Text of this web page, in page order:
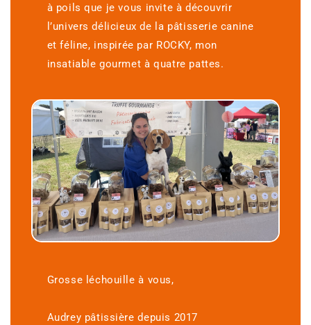
à poils que je vous invite à découvrir
l’univers délicieux de la pâtisserie canine
et féline, inspirée par ROCKY, mon
insatiable gourmet à quatre pattes.
Grosse léchouille à vous,
Audrey pâtissière depuis 2017